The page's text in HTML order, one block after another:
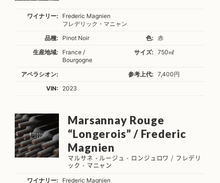
ワイナリー:
Frederic Magnien
フレデリック・マニャン
品種:
Pinot Noir 色:
赤
生産地域:
France /
Bourgogne
サイズ: 750㎖
アペラシオン: 参考上代:
7,400円
VIN:
2023
Marsannay Rouge
“Longerois” / Frederic
Magnien
マルサネ・ルージュ・ロンジュロワ / フレデリ
ック・マニャン
ワイナリー: Frederic Magnien